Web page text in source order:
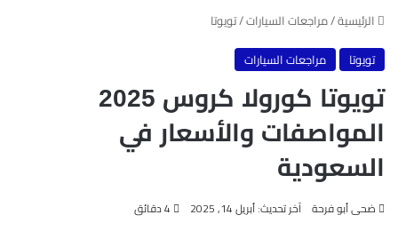
الرئيسية/مراجعات السيارات/تويوتا
تويوتا
مراجعات السيارات
تويوتا كورولا كروس 2025
المواصفات والأسعار في
السعودية
ضحى أبو فرحة آخر تحديث: أبريل 14, 2025